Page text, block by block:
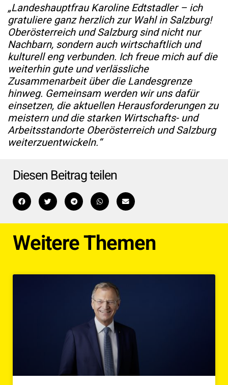
„Landeshauptfrau Karoline Edtstadler – ich
gratuliere ganz herzlich zur Wahl in Salzburg!
Oberösterreich und Salzburg sind nicht nur
Nachbarn, sondern auch wirtschaftlich und
kulturell eng verbunden. Ich freue mich auf die
weiterhin gute und verlässliche
Zusammenarbeit über die Landesgrenze
hinweg. Gemeinsam werden wir uns dafür
einsetzen, die aktuellen Herausforderungen zu
meistern und die starken Wirtschafts- und
Arbeitsstandorte Oberösterreich und Salzburg
weiterzuentwickeln.“
Diesen Beitrag teilen
Weitere Themen